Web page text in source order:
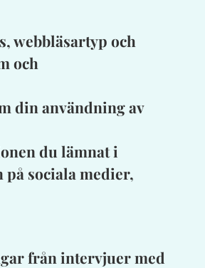
webbläsartyp och
och
din användning av
du lämnat i
sociala medier,
från intervjuer med